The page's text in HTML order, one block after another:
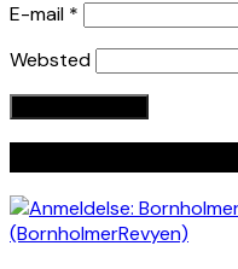
E-mail *
Websted